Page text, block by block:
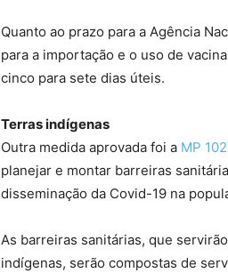
Quanto ao prazo para a Agência
para a importação e o uso de
cinco para sete dias úteis.
Terras indígenas
Outra medida aprovada foi a MP
planejar e montar barreiras
disseminação da Covid-19 na
As barreiras sanitárias, que
indígenas, serão compostas de